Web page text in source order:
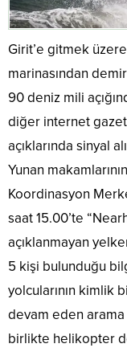
Girit’e gitmek
marinasından
90 deniz mili
diğer internet
açıklarında sinyal
Yunan
Koordinasyon
saat 15.00’te
açıklanmayan
5 kişi bulunduğu
yolcularının kimlik
devam eden arama
birlikte helikopter